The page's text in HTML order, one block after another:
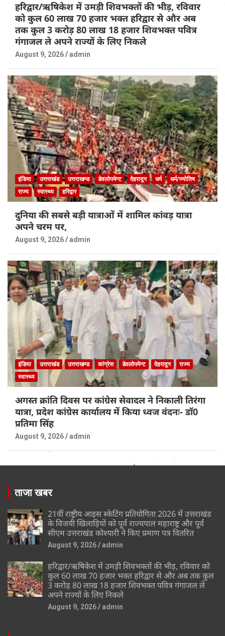
हरिद्वार/ऋषिकेश में उमड़ी शिवभक्तों की भीड़, रविवार
को कुल 60 लाख 70 हजार भक्त हरिद्वार से और अब
तक कुल 3 करोड़ 80 लाख 18 हजार शिवभक्त पवित्र
गंगाजल ले अपने राज्यों के लिए निकले
August 9, 2026 admin
इंडिया उत्तराखंड उत्तराखण्ड डेवलोपमेन्ट देहरादून धर्म
धर्म/ज्योतिष
राज्य
स्वास्थ्य हरिद्वार
दुनिया की सबसे बड़ी यात्राओं में शामिल कांवड़ यात्रा
अपने चरम पर,
August 9, 2026 admin
इंडिया उत्तराखंड उत्तराखण्ड कांग्रेस डेवलोपमेन्ट देहरादून
राज्य
स्वास्थ्य
अगस्त क्रांति दिवस पर कांग्रेस सेवादल ने निकाली तिरंगा
यात्रा, प्रदेश कांग्रेस कार्यालय में किया ध्वज वंदनः- डॉ0
प्रतिमा सिंह
August 9, 2026 admin
ताजा खबर
21वीं राष्ट्रीय आइस स्केटिंग प्रतियोगिता 2026 में उत्तराखंड
के विजयी खिलाड़ियों को पूर्व राज्यपाल महाराष्ट्र और पूर्व
सीएम उत्तराखंड कोश्यारी ने किए प्रमाण पत्र वितरित
August 9, 2026 admin
हरिद्वार/ऋषिकेश में उमड़ी शिवभक्तों की भीड़, रविवार को
कुल 60 लाख 70 हजार भक्त हरिद्वार से और अब तक कुल
3 करोड़ 80 लाख 18 हजार शिवभक्त पवित्र गंगाजल ले
अपने राज्यों के लिए निकले
August 9, 2026 admin